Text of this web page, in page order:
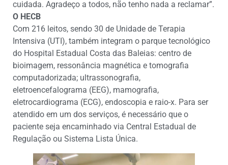
cuidada. Agradeço a todos, não tenho nada a reclamar”.
O HECB
Com 216 leitos, sendo 30 de Unidade de Terapia
Intensiva (UTI), também integram o parque tecnológico
do Hospital Estadual Costa das Baleias: centro de
bioimagem, ressonância magnética e tomografia
computadorizada; ultrassonografia,
eletroencefalograma (EEG), mamografia,
eletrocardiograma (ECG), endoscopia e raio-x. Para ser
atendido em um dos serviços, é necessário que o
paciente seja encaminhado via Central Estadual de
Regulação ou Sistema Lista Única.